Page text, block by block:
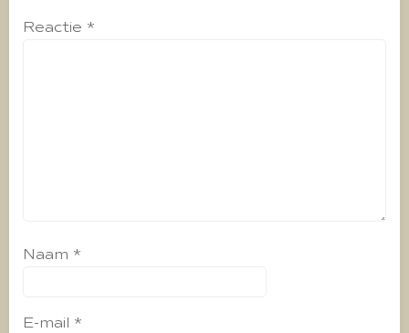
Reactie *
Naam *
E-mail *